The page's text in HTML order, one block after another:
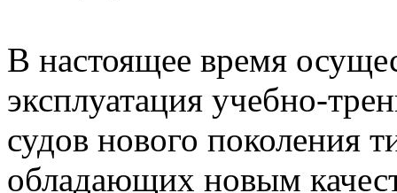
В настоящее время
эксплуатация учебно-
судов нового поколения
обладающих новым